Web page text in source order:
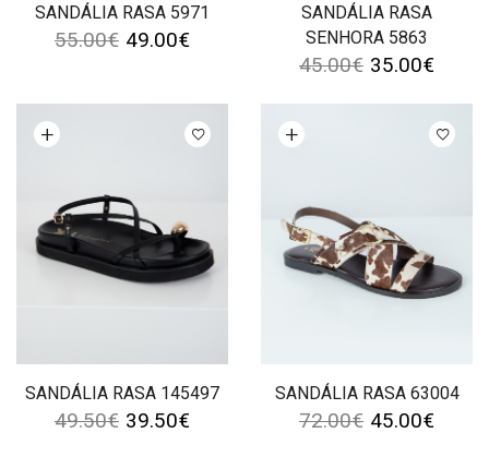
SANDÁLIA RASA 5971
55.00€ 49.00€
SANDÁLIA RASA
SENHORA 5863
45.00€ 35.00€
SANDÁLIA RASA 145497
opções
49.50€ 39.50€
SANDÁLIA RASA 63004
Ver opções
72.00€ 45.00€